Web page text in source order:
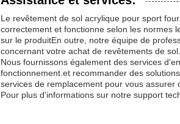
Le revêtement de sol acrylique pour sport
correctement et fonctionne selon les normes
sur le produitEn outre, notre équipe de
concernant votre achat de revêtements de sol..
Nous fournissons également des services
fonctionnement.et recommander des
services de remplacement pour vous assurer
Pour plus d'informations sur notre support